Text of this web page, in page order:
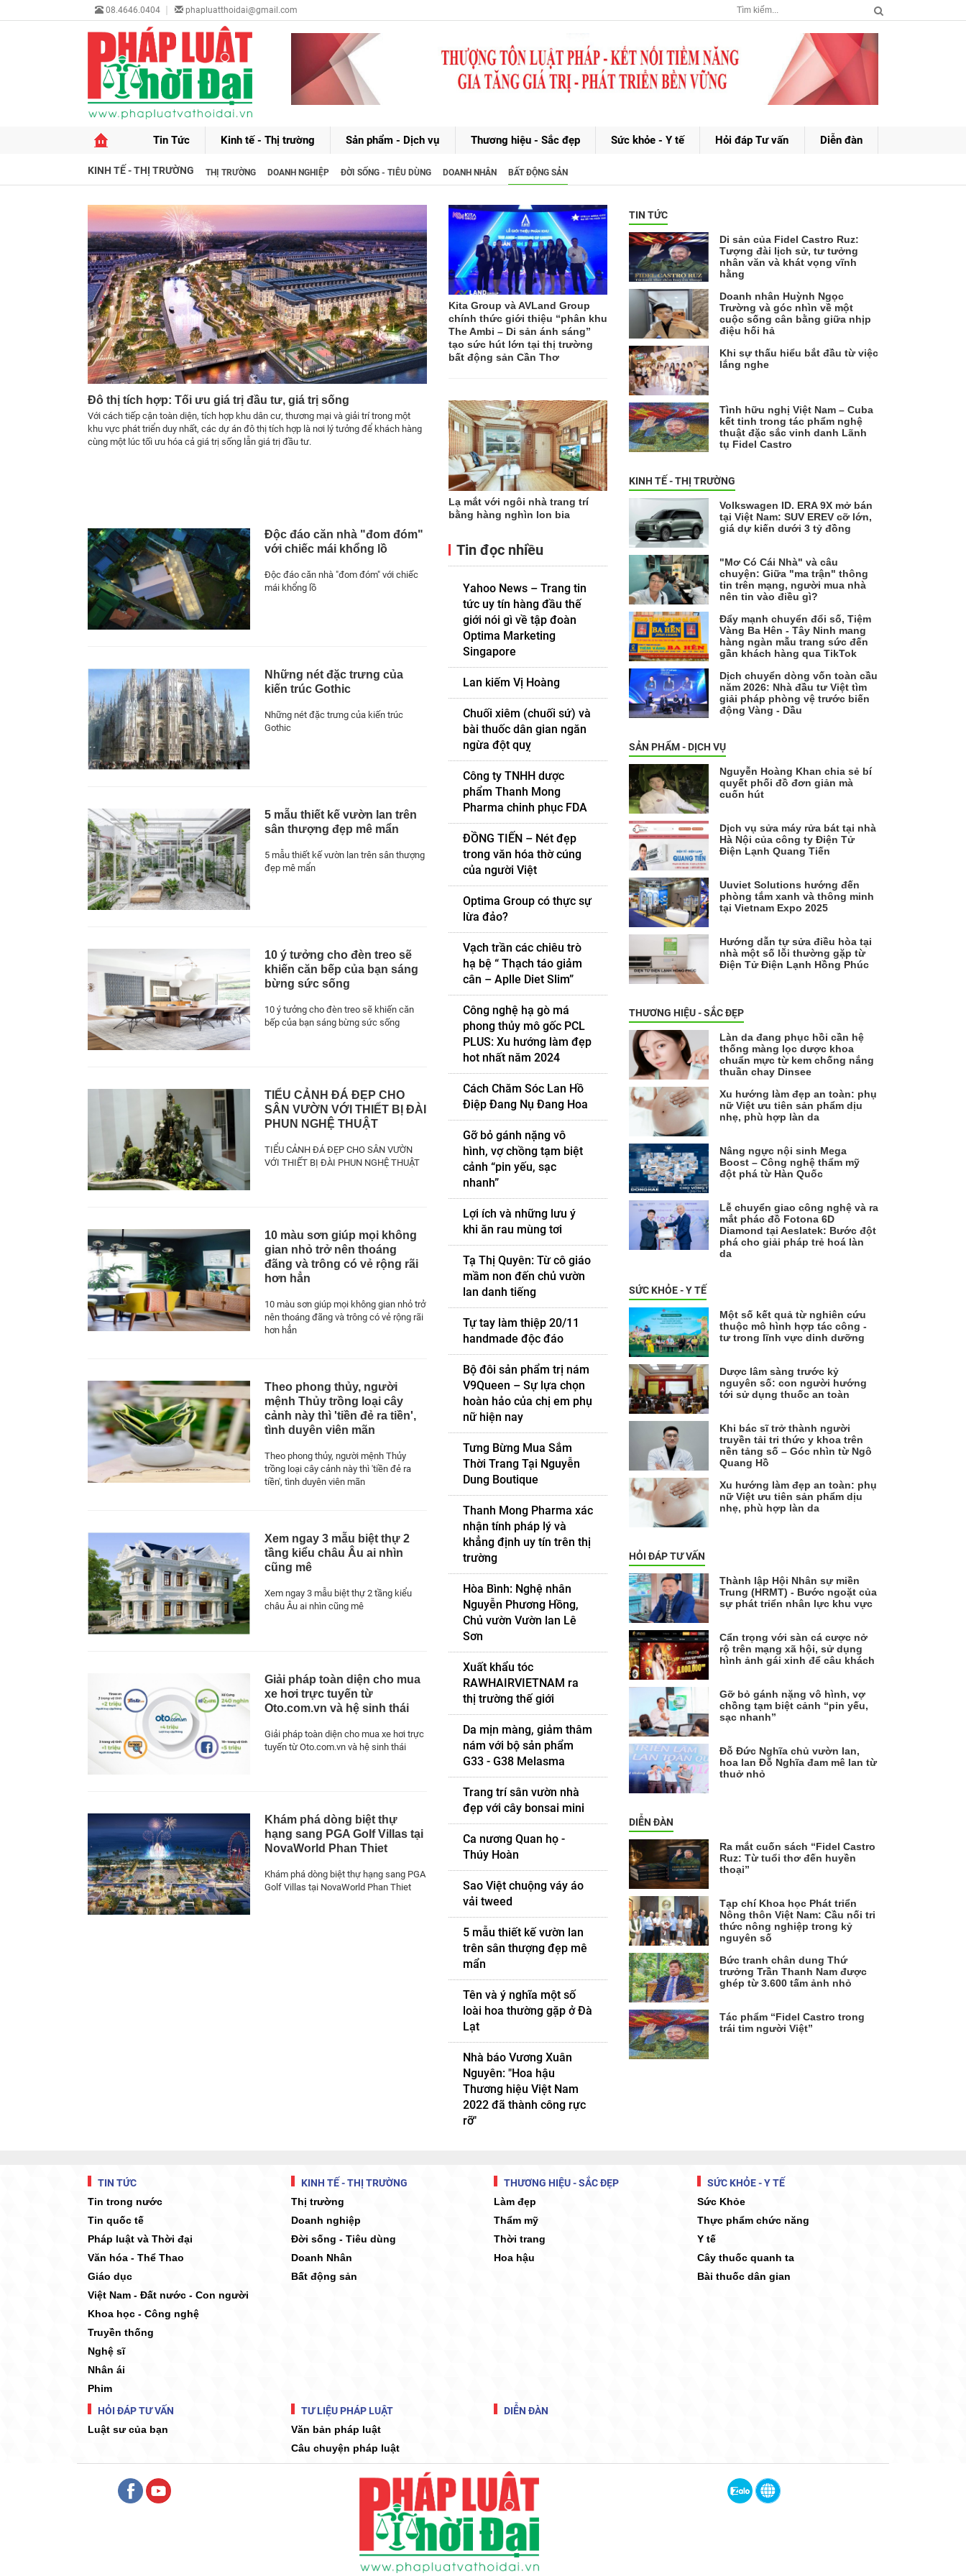
08.4646.0404 phapluatthoidai@gmail.com
Tin Tức Kinh tế - Thị trường Sản phẩm - Dịch vụ Thương hiệu - Sắc đẹp Sức khỏe - Y tế Hỏi đáp Tư vấn Diễn đàn
KINH TẾ - THỊ TRƯỜNG THỊ TRƯỜNG DOANH NGHIỆP ĐỜI SỐNG - TIÊU DÙNG DOANH NHÂN BẤT ĐỘNG SẢN
Đô thị tích hợp: Tối ưu giá trị đầu tư, giá trị sống
Với cách tiếp cận toàn diện, tích hợp khu dân cư, thương mại và giải trí trong một
khu vực phát triển duy nhất, các dự án đô thị tích hợp là nơi lý tưởng để khách hàng
cùng một lúc tối ưu hóa cả giá trị sống lẫn giá trị đầu tư.
Kita Group và AVLand Group
chính thức giới thiệu “phân khu
The Ambi – Di sản ánh sáng”
tạo sức hút lớn tại thị trường
bất động sản Cần Thơ
Lạ mắt với ngôi nhà trang trí
bằng hàng nghìn lon bia
Độc đáo căn nhà "đom đóm"
với chiếc mái khổng lồ
Độc đáo căn nhà "đom đóm" với chiếc
mái khổng lồ
Những nét đặc trưng của
kiến trúc Gothic
Những nét đặc trưng của kiến trúc
Gothic
5 mẫu thiết kế vườn lan trên
sân thượng đẹp mê mẩn
5 mẫu thiết kế vườn lan trên sân thượng
đẹp mê mẩn
10 ý tưởng cho đèn treo sẽ
khiến căn bếp của bạn sáng
bừng sức sống
10 ý tưởng cho đèn treo sẽ khiến căn
bếp của bạn sáng bừng sức sống
TIỂU CẢNH ĐÁ ĐẸP CHO
SÂN VƯỜN VỚI THIẾT BỊ ĐÀI
PHUN NGHỆ THUẬT
TIỂU CẢNH ĐÁ ĐẸP CHO SÂN VƯỜN
VỚI THIẾT BỊ ĐÀI PHUN NGHỆ THUẬT
10 màu sơn giúp mọi không
gian nhỏ trở nên thoáng
đãng và trông có vẻ rộng rãi
hơn hẳn
10 màu sơn giúp mọi không gian nhỏ trở
nên thoáng đãng và trông có vẻ rộng rãi
hơn hẳn
Theo phong thủy, người
mệnh Thủy trồng loại cây
cảnh này thì 'tiền đẻ ra tiền',
tình duyên viên mãn
Theo phong thủy, người mệnh Thủy
trồng loại cây cảnh này thì 'tiền đẻ ra
tiền', tình duyên viên mãn
Xem ngay 3 mẫu biệt thự 2
tầng kiểu châu Âu ai nhìn
cũng mê
Xem ngay 3 mẫu biệt thự 2 tầng kiểu
châu Âu ai nhìn cũng mê
Giải pháp toàn diện cho mua
xe hơi trực tuyến từ
Oto.com.vn và hệ sinh thái
Giải pháp toàn diện cho mua xe hơi trực
tuyến từ Oto.com.vn và hệ sinh thái
Khám phá dòng biệt thự
hạng sang PGA Golf Villas tại
NovaWorld Phan Thiet
Khám phá dòng biệt thự hạng sang PGA
Golf Villas tại NovaWorld Phan Thiet
Tin đọc nhiều
Yahoo News – Trang tin
tức uy tín hàng đầu thế
giới nói gì về tập đoàn
Optima Marketing
Singapore
Lan kiếm Vị Hoàng
Chuối xiêm (chuối sứ) và
bài thuốc dân gian ngăn
ngừa đột quỵ
Công ty TNHH dược
phẩm Thanh Mong
Pharma chinh phục FDA
ĐỒNG TIẾN – Nét đẹp
trong văn hóa thờ cúng
của người Việt
Optima Group có thực sự
lừa đảo?
Vạch trần các chiêu trò
hạ bệ “ Thạch táo giảm
cân – Aplle Diet Slim”
Công nghệ hạ gò má
phong thủy mô gốc PCL
PLUS: Xu hướng làm đẹp
hot nhất năm 2024
Cách Chăm Sóc Lan Hồ
Điệp Đang Nụ Đang Hoa
Gỡ bỏ gánh nặng vô
hình, vợ chồng tạm biệt
cảnh “pin yếu, sạc
nhanh”
Lợi ích và những lưu ý
khi ăn rau mùng tơi
Tạ Thị Quyên: Từ cô giáo
mầm non đến chủ vườn
lan danh tiếng
Tự tay làm thiệp 20/11
handmade độc đáo
Bộ đôi sản phẩm trị nám
V9Queen – Sự lựa chọn
hoàn hảo của chị em phụ
nữ hiện nay
Tưng Bừng Mua Sắm
Thời Trang Tại Nguyễn
Dung Boutique
Thanh Mong Pharma xác
nhận tính pháp lý và
khẳng định uy tín trên thị
trường
Hòa Bình: Nghệ nhân
Nguyễn Phương Hồng,
Chủ vườn Vườn lan Lê
Sơn
Xuất khẩu tóc
RAWHAIRVIETNAM ra
thị trường thế giới
Da mịn màng, giảm thâm
nám với bộ sản phẩm
G33 - G38 Melasma
Trang trí sân vườn nhà
đẹp với cây bonsai mini
Ca nương Quan họ -
Thúy Hoàn
Sao Việt chuộng váy áo
vải tweed
5 mẫu thiết kế vườn lan
trên sân thượng đẹp mê
mẩn
Tên và ý nghĩa một số
loài hoa thường gặp ở Đà
Lạt
Nhà báo Vương Xuân
Nguyên: "Hoa hậu
Thương hiệu Việt Nam
2022 đã thành công rực
rỡ"
TIN TỨC
Di sản của Fidel Castro Ruz:
Tượng đài lịch sử, tư tưởng
nhân văn và khát vọng vĩnh
hằng
Doanh nhân Huỳnh Ngọc
Trường và góc nhìn về một
cuộc sống cân bằng giữa nhịp
điệu hối hả
Khi sự thấu hiểu bắt đầu từ việc
lắng nghe
Tình hữu nghị Việt Nam – Cuba
kết tinh trong tác phẩm nghệ
thuật đặc sắc vinh danh Lãnh
tụ Fidel Castro
KINH TẾ - THỊ TRƯỜNG
Volkswagen ID. ERA 9X mở bán
tại Việt Nam: SUV EREV cỡ lớn,
giá dự kiến dưới 3 tỷ đồng
"Mơ Có Cái Nhà" và câu
chuyện: Giữa "ma trận" thông
tin trên mạng, người mua nhà
nên tin vào điều gì?
Đẩy mạnh chuyển đổi số, Tiệm
Vàng Ba Hên - Tây Ninh mang
hàng ngàn mẫu trang sức đến
gần khách hàng qua TikTok
Dịch chuyển dòng vốn toàn cầu
năm 2026: Nhà đầu tư Việt tìm
giải pháp phòng vệ trước biến
động Vàng - Dầu
SẢN PHẨM - DỊCH VỤ
Nguyễn Hoàng Khan chia sẻ bí
quyết phối đồ đơn giản mà
cuốn hút
Dịch vụ sửa máy rửa bát tại nhà
Hà Nội của công ty Điện Tử
Điện Lạnh Quang Tiến
Uuviet Solutions hướng đến
phòng tắm xanh và thông minh
tại Vietnam Expo 2025
Hướng dẫn tự sửa điều hòa tại
nhà một số lỗi thường gặp từ
Điện Tử Điện Lạnh Hồng Phúc
THƯƠNG HIỆU - SẮC ĐẸP
Làn da đang phục hồi cần hệ
thống màng lọc dược khoa
chuẩn mực từ kem chống nắng
thuần chay Dinsee
Xu hướng làm đẹp an toàn: phụ
nữ Việt ưu tiên sản phẩm dịu
nhẹ, phù hợp làn da
Nâng ngực nội sinh Mega
Boost – Công nghệ thẩm mỹ
đột phá từ Hàn Quốc
Lễ chuyển giao công nghệ và ra
mắt phác đồ Fotona 6D
Diamond tại Aeslatek: Bước đột
phá cho giải pháp trẻ hoá làn
da
SỨC KHỎE - Y TẾ
Một số kết quả từ nghiên cứu
thuộc mô hình hợp tác công -
tư trong lĩnh vực dinh dưỡng
Dược lâm sàng trước kỷ
nguyên số: con người hướng
tới sử dụng thuốc an toàn
Khi bác sĩ trở thành người
truyền tải tri thức y khoa trên
nền tảng số – Góc nhìn từ Ngô
Quang Hồ
Xu hướng làm đẹp an toàn: phụ
nữ Việt ưu tiên sản phẩm dịu
nhẹ, phù hợp làn da
HỎI ĐÁP TƯ VẤN
Thành lập Hội Nhân sự miền
Trung (HRMT) - Bước ngoặt của
sự phát triển nhân lực khu vực
Cẩn trọng với sàn cá cược nở
rộ trên mạng xã hội, sử dụng
hình ảnh gái xinh để câu khách
Gỡ bỏ gánh nặng vô hình, vợ
chồng tạm biệt cảnh “pin yếu,
sạc nhanh”
Đỗ Đức Nghĩa chủ vườn lan,
hoa lan Đỗ Nghĩa đam mê lan từ
thuở nhỏ
DIỄN ĐÀN
Ra mắt cuốn sách “Fidel Castro
Ruz: Từ tuổi thơ đến huyền
thoại”
Tạp chí Khoa học Phát triển
Nông thôn Việt Nam: Cầu nối tri
thức nông nghiệp trong kỷ
nguyên số
Bức tranh chân dung Thứ
trưởng Trần Thanh Nam được
ghép từ 3.600 tấm ảnh nhỏ
Tác phẩm “Fidel Castro trong
trái tim người Việt”
TIN TỨC
Tin trong nước
Tin quốc tế
Pháp luật và Thời đại
Văn hóa - Thể Thao
Giáo dục
Việt Nam - Đất nước - Con người
Khoa học - Công nghệ
Truyền thống
Nghệ sĩ
Nhân ái
Phim
KINH TẾ - THỊ TRƯỜNG
Thị trường
Doanh nghiệp
Đời sống - Tiêu dùng
Doanh Nhân
Bất động sản
THƯƠNG HIỆU - SẮC ĐẸP
Làm đẹp
Thẩm mỹ
Thời trang
Hoa hậu
SỨC KHỎE - Y TẾ
Sức Khỏe
Thực phẩm chức năng
Y tế
Cây thuốc quanh ta
Bài thuốc dân gian
HỎI ĐÁP TƯ VẤN
Luật sư của bạn
TƯ LIỆU PHÁP LUẬT
Văn bản pháp luật
Câu chuyện pháp luật
DIỄN ĐÀN